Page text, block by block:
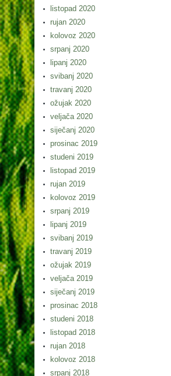
listopad 2020
rujan 2020
kolovoz 2020
srpanj 2020
lipanj 2020
svibanj 2020
travanj 2020
ožujak 2020
veljača 2020
siječanj 2020
prosinac 2019
studeni 2019
listopad 2019
rujan 2019
kolovoz 2019
srpanj 2019
lipanj 2019
svibanj 2019
travanj 2019
ožujak 2019
veljača 2019
siječanj 2019
prosinac 2018
studeni 2018
listopad 2018
rujan 2018
kolovoz 2018
srpanj 2018